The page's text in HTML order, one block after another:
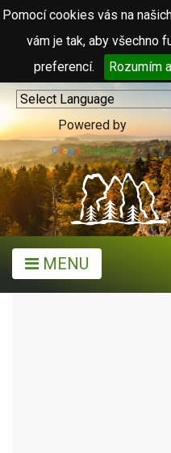
Pomocí cookies vás na
vám je tak, aby všechno
preferencí.
Rozumím
Powered by
Translate
MENU